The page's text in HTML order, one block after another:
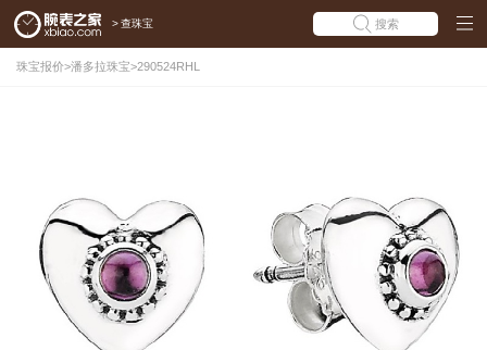
> 查珠宝 搜索
珠宝报价>潘多拉珠宝>290524RHL